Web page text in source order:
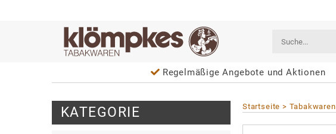
Regelmäßige Angebote und Aktionen
KATEGORIE Startseite Tabakwaren